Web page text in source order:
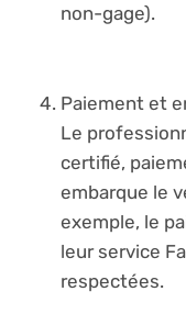
non-gage).
Paiement et
Le
certifié,
embarque le
exemple, le
leur service
respectées.